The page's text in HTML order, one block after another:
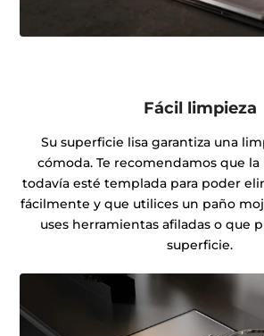
Fácil limpieza
Su superficie lisa garantiza una
cómoda. Te recomendamos que
todavía esté templada para poder
fácilmente y que utilices un paño
uses herramientas afiladas o que
superficie.